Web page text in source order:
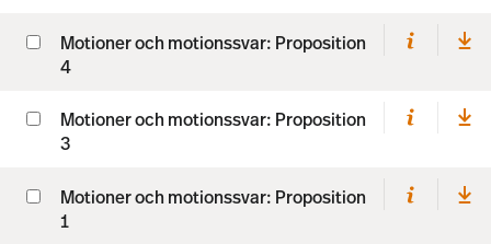
Motioner och motionssvar: Proposition
4
Motioner och motionssvar: Proposition
3
Motioner och motionssvar: Proposition
1